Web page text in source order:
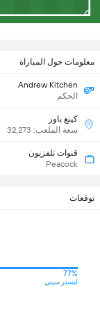
معلومات حول المباراة
Andrew Kitchen
الحكم
كينغ باور
سعة الملعب: 32,273
قنوات تلفزيون
Peacock
توقعات
77%
ليستر سيتي